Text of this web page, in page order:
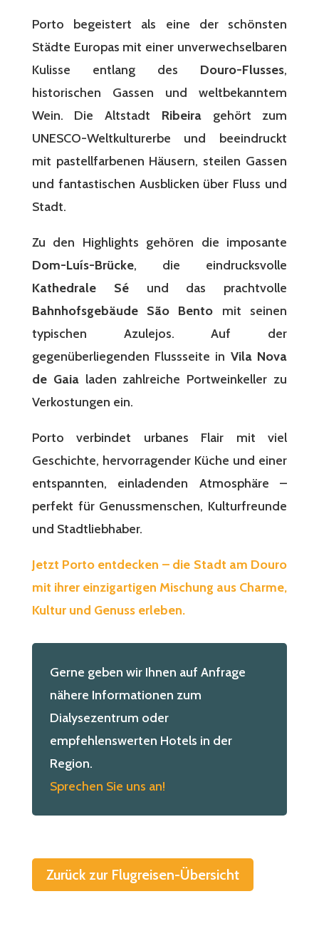
Porto begeistert als eine der schönsten
Städte Europas mit einer unverwechselbaren
Kulisse entlang des Douro-Flusses,
historischen Gassen und weltbekanntem
Wein. Die Altstadt Ribeiragehört zum
UNESCO-Weltkulturerbe und beeindruckt
mit pastellfarbenen Häusern, steilen Gassen
und fantastischen Ausblicken über Fluss und
Stadt.
Zu den Highlights gehören die imposante
Dom-Luís-Brücke, die eindrucksvolle
Kathedrale Séund das prachtvolle
Bahnhofsgebäude São Bento mit seinen
typischen Azulejos. Auf der
gegenüberliegenden Flussseite in Vila Nova
de Gaialaden zahlreiche Portweinkeller zu
Verkostungen ein.
Porto verbindet urbanes Flair mit viel
Geschichte, hervorragender Küche und einer
entspannten, einladenden Atmosphäre –
perfekt für Genussmenschen, Kulturfreunde
und Stadtliebhaber.
Jetzt Porto entdecken – die Stadt am Douro
mit ihrer einzigartigen Mischung aus Charme,
Kultur und Genuss erleben.
Gerne geben wir Ihnen auf Anfrage
nähere Informationen zum
Dialysezentrum oder
empfehlenswerten Hotels in der
Region.
Sprechen Sie uns an!
Zurück zur Flugreisen-Übersicht